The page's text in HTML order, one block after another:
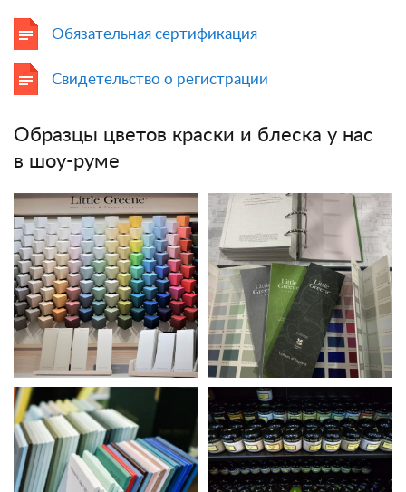
Обязательная сертификация
Свидетельство о регистрации
Образцы цветов краски и блеска у нас
в шоу-руме